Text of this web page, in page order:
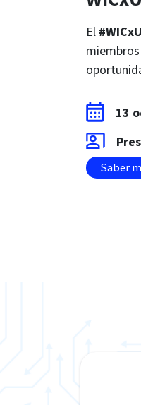
El
13
Saber